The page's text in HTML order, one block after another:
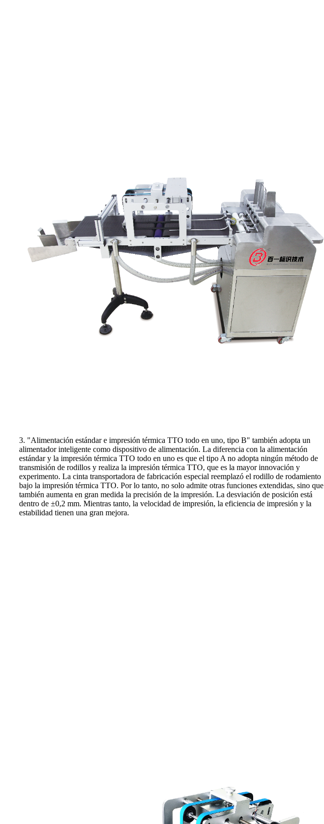
3. "Alimentación estándar e impresión térmica TTO todo en uno, tipo B" también adopta un
alimentador inteligente como dispositivo de alimentación. La diferencia con la alimentación
estándar y la impresión térmica TTO todo en uno es que el tipo A no adopta ningún método de
transmisión de rodillos y realiza la impresión térmica TTO, que es la mayor innovación y
experimento. La cinta transportadora de fabricación especial reemplazó el rodillo de rodamiento
bajo la impresión térmica TTO. Por lo tanto, no solo admite otras funciones extendidas, sino que
también aumenta en gran medida la precisión de la impresión. La desviación de posición está
dentro de ±0,2 mm. Mientras tanto, la velocidad de impresión, la eficiencia de impresión y la
estabilidad tienen una gran mejora.